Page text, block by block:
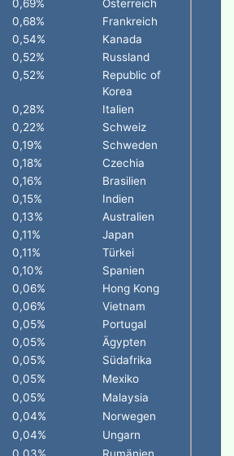
0,69%
Österreich
0,68%
Frankreich
0,54%
Kanada
0,52%
Russland
0,52%
Republic of
Korea
0,28%
Italien
0,22%
Schweiz
0,19%
Schweden
0,18%
Czechia
0,16%
Brasilien
0,15%
Indien
0,13%
Australien
0,11%
Japan
0,11%
Türkei
0,10%
Spanien
0,06%
Hong Kong
0,06%
Vietnam
0,05%
Portugal
0,05%
Ägypten
0,05%
Südafrika
0,05%
Mexiko
0,05%
Malaysia
0,04%
Norwegen
0,04%
Ungarn